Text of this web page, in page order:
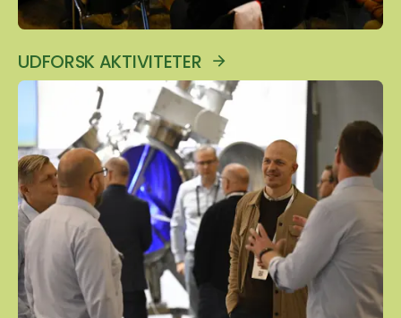
UDFORSK AKTIVITETER